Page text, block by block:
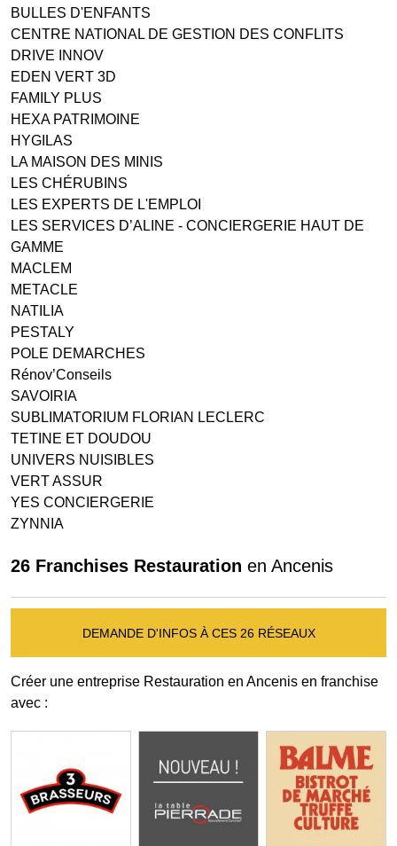
BULLES D'ENFANTS
CENTRE NATIONAL DE GESTION DES CONFLITS
DRIVE INNOV
EDEN VERT 3D
FAMILY PLUS
HEXA PATRIMOINE
HYGILAS
LA MAISON DES MINIS
LES CHÉRUBINS
LES EXPERTS DE L'EMPLOI
LES SERVICES D’ALINE - CONCIERGERIE HAUT DE
GAMME
MACLEM
METACLE
NATILIA
PESTALY
POLE DEMARCHES
Rénov’Conseils
SAVOIRIA
SUBLIMATORIUM FLORIAN LECLERC
TETINE ET DOUDOU
UNIVERS NUISIBLES
VERT ASSUR
YES CONCIERGERIE
ZYNNIA
26 Franchises Restauration en Ancenis
DEMANDE D'INFOS À CES 26 RÉSEAUX
Créer une entreprise Restauration en Ancenis en franchise
avec :